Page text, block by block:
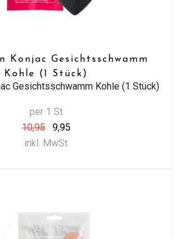
Konjac Gesichtsschwamm
Kohle (1 Stück)
Gesichtsschwamm Kohle (1 Stück)
per 1 St
10,95
9,95
inkl. MwSt